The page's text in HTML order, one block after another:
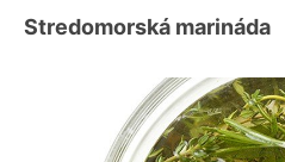
Stredomorská marináda